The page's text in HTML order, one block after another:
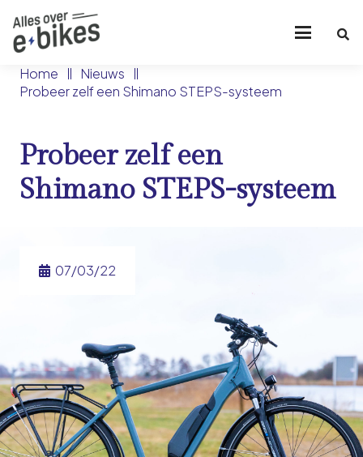
Home
Nieuws
Probeer zelf een Shimano STEPS-systeem
Probeer zelf een
Shimano STEPS-systeem
07/03/22